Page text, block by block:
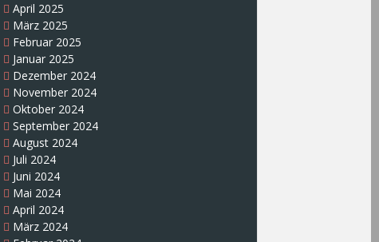
April 2025
März 2025
Februar 2025
Januar 2025
Dezember 2024
November 2024
Oktober 2024
September 2024
August 2024
Juli 2024
Juni 2024
Mai 2024
April 2024
März 2024